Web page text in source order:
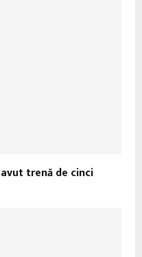
trenă de cinci